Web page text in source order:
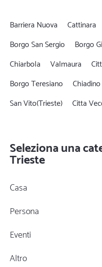
Barriera Nuova Cattinara
Borgo San Sergio
Borgo
Chiarbola
Valmaura
Borgo Teresiano
Chiadino
San Vito(Trieste)
Citta
Seleziona una
Trieste
Casa
Persona
Eventi
Altro